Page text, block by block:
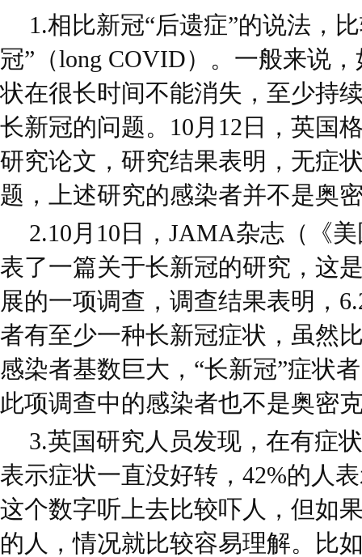
1.相比新冠“后遗症”的说法，
冠”（long COVID）。一般来说
状在很长时间不能消失，至少持
长新冠的问题。10月12日，英国
研究论文，研究结果表明，无症
题，上述研究的感染者并不是奥
2.10月10日，JAMA杂志（《
表了一篇关于长新冠的研究，这
展的一项调查，调查结果表明，
者有至少一种长新冠症状，虽然
感染者基数巨大，“长新冠”症状
此项调查中的感染者也不是奥密
3.英国研究人员发现，在有症
表示症状一直没好转，42%的人
这个数字听上去比较吓人，但如
的人，情况就比较容易理解。比